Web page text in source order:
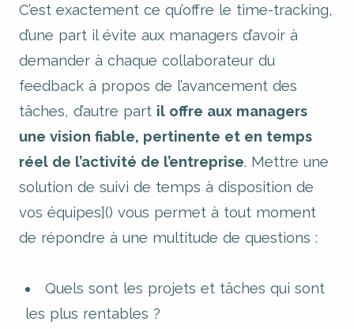
C’est exactement ce qu’offre le time-tracking,
d’une part il évite aux managers d’avoir à
demander à chaque collaborateur du
feedback à propos de l’avancement des
tâches, d’autre part il offre aux managers
une vision fiable, pertinente et en temps
réel de l’activité de l’entreprise. Mettre une
solution de suivi de temps à disposition de
vos équipes]() vous permet à tout moment
de répondre à une multitude de questions :
Quels sont les projets et tâches qui sont
les plus rentables ?